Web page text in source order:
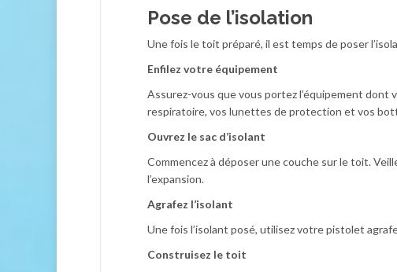
Pose de l’isolation
Une fois le toit préparé, il est temps de poser
Enfilez votre équipement
Assurez-vous que vous portez l’équipement dont
respiratoire, vos lunettes de protection et vos
Ouvrez le sac d’isolant
Commencez à déposer une couche sur le toit.
l’expansion.
Agrafez l’isolant
Une fois l’isolant posé, utilisez votre pistolet
Construisez le toit